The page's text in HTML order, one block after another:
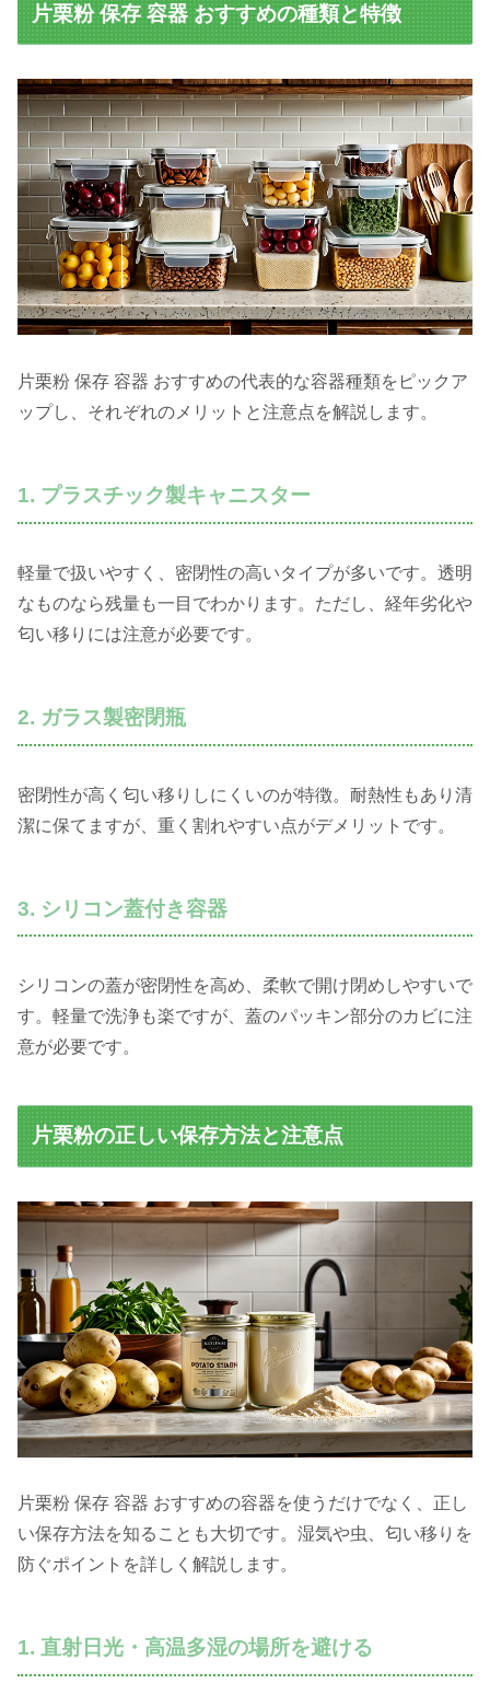
片栗粉 保存 容器 おすすめの種類と特徴
片栗粉 保存 容器 おすすめの代表的な容器種類をピックア
ップし、それぞれのメリットと注意点を解説します。
1. プラスチック製キャニスター
軽量で扱いやすく、密閉性の高いタイプが多いです。透明
なものなら残量も一目でわかります。ただし、経年劣化や
匂い移りには注意が必要です。
2. ガラス製密閉瓶
密閉性が高く匂い移りしにくいのが特徴。耐熱性もあり清
潔に保てますが、重く割れやすい点がデメリットです。
3. シリコン蓋付き容器
シリコンの蓋が密閉性を高め、柔軟で開け閉めしやすいで
す。軽量で洗浄も楽ですが、蓋のパッキン部分のカビに注
意が必要です。
片栗粉の正しい保存方法と注意点
片栗粉 保存 容器 おすすめの容器を使うだけでなく、正し
い保存方法を知ることも大切です。湿気や虫、匂い移りを
防ぐポイントを詳しく解説します。
1. 直射日光・高温多湿の場所を避ける